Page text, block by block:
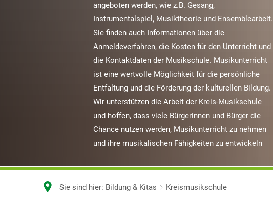
angeboten werden, wie z.B. Gesang,
Instrumentalspiel, Musiktheorie und Ensemblearbeit.
Sie finden auch Informationen über die
Anmeldeverfahren, die Kosten für den Unterricht und
die Kontaktdaten der Musikschule. Musikunterricht
ist eine wertvolle Möglichkeit für die persönliche
Entfaltung und die Förderung der kulturellen Bildung.
Wir unterstützen die Arbeit der Kreis-Musikschule
und hoffen, dass viele Bürgerinnen und Bürger die
Chance nutzen werden, Musikunterricht zu nehmen
und ihre musikalischen Fähigkeiten zu entwickeln
Sie sind hier: Bildung & Kitas Kreismusikschule